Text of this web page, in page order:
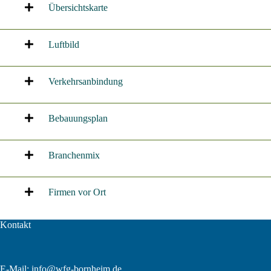
Übersichtskarte
Luftbild
Verkehrsanbindung
Bebauungsplan
Branchenmix
Firmen vor Ort
Kontakt
E-Mail: info@wfg-bornheim.de